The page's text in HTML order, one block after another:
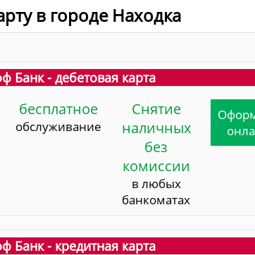
в городе Находка
Банк - дебетовая карта
бесплатное
обслуживание
Снятие
наличных
без
комиссии
в любых
банкоматах
Банк - кредитная карта